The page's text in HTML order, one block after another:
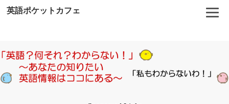
英語ポケットカフェ